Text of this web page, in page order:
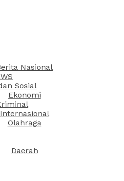
Nasional
Sosial
Ekonomi
Internasional
Olahraga
Daerah